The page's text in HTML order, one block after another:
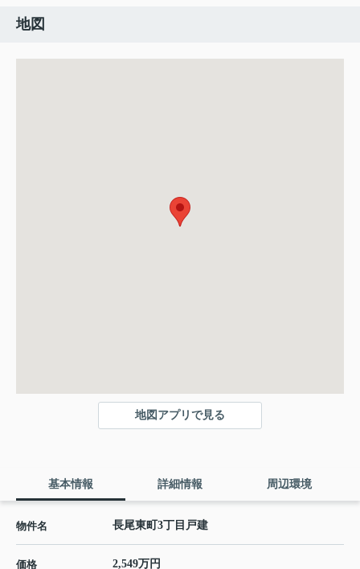
地図
地図アプリで見る
基本情報 詳細情報 周辺環境
物件名 長尾東町3丁目戸建
価格 2,549万円